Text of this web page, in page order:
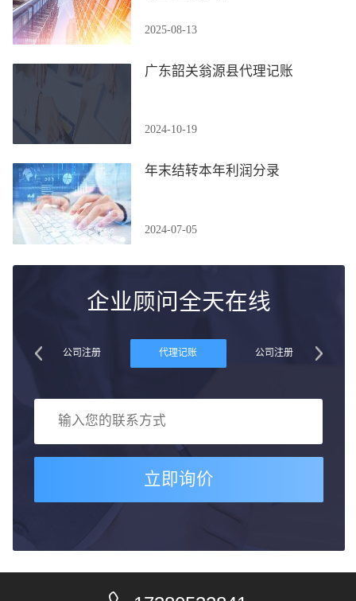
2025-08-13
广东韶关翁源县代理记账
2024-10-19
年末结转本年利润分录
2024-07-05
企业顾问全天在线
公司注册 代理记账 公司注册
立即询价